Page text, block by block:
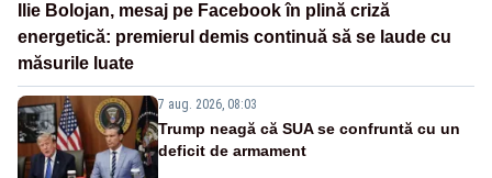
Ilie Bolojan, mesaj pe Facebook în plină criză
energetică: premierul demis continuă să se laude cu
măsurile luate
7 aug. 2026, 08:03
Trump neagă că SUA se confruntă cu un
deficit de armament